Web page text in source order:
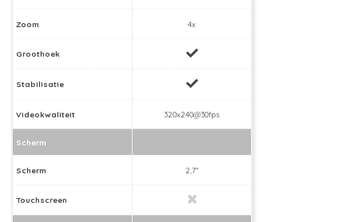
Zoom 4x
Groothoek
Stabilisatie
Videokwaliteit 320x240@30fps
Scherm
Scherm 2,7"
Touchscreen